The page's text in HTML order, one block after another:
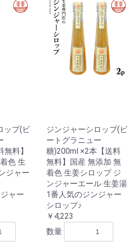
ップ(ビ
料】
色 生
ジャー
ャー
ジンジャーシロップ(ビ
ートグラニュー
糖)200ml ×2本【送料
無料】国産 無添加 無
着色 生姜シロップ ジ
ンジャーエール 生姜湯
1番人気のジンジャー
シロップ♪
￥4,223
数量